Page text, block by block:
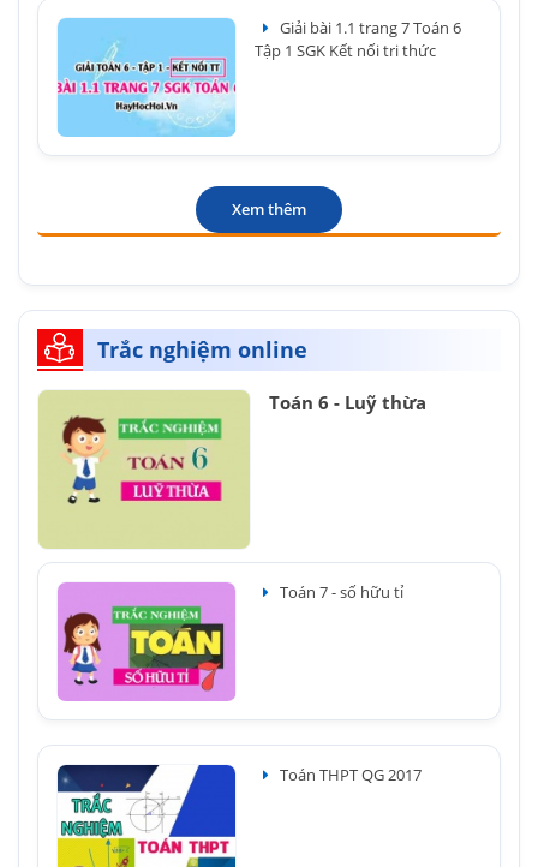
Giải bài 1.1 trang 7 Toán 6
Tập 1 SGK Kết nối tri thức
Xem thêm
Trắc nghiệm online
Toán 6 - Luỹ thừa
Toán 7 - số hữu tỉ
Toán THPT QG 2017